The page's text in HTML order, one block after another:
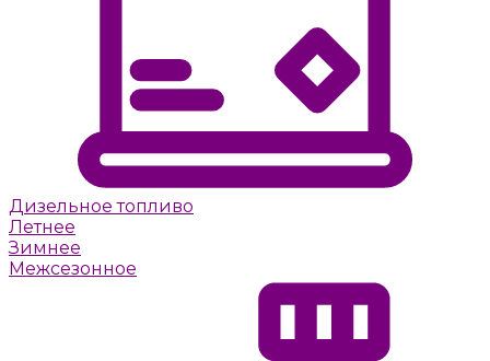
Дизельное топливо
Летнее
Зимнее
Межсезонное